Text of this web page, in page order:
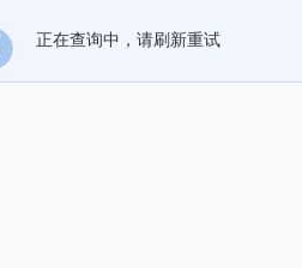
正在查询中，请刷新重试